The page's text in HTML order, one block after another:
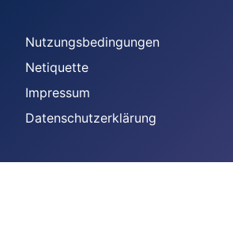
Nutzungsbedingungen
Netiquette
Impressum
Datenschutzerklärung